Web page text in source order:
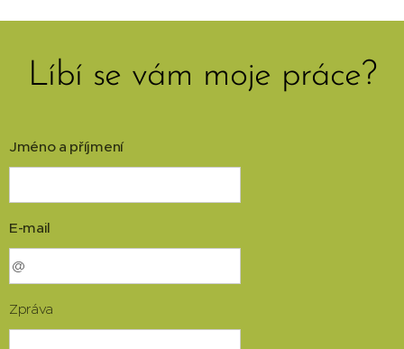
Líbí se vám moje práce?
Jméno a příjmení
E-mail
Zpráva